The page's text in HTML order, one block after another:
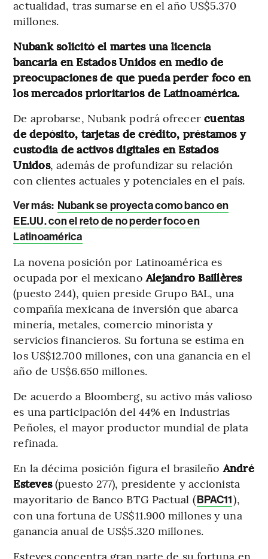
actualidad, tras sumarse en el año US$5.370
millones.
Nubank solicitó el martes una licencia
bancaria en Estados Unidos en medio de
preocupaciones de que pueda perder foco en
los mercados prioritarios de Latinoamérica.
De aprobarse, Nubank podrá ofrecercuentas
de depósito, tarjetas de crédito, préstamos y
custodia de activos digitales en Estados
Unidos, además de profundizar su relación
con clientes actuales y potenciales en el país.
Ver más: Nubank se proyecta como banco en
EE.UU. con el reto de no perder foco en
Latinoamérica
La novena posición por Latinoamérica es
ocupada por el mexicano Alejandro Baillères
(puesto 244), quien preside Grupo BAL, una
compañía mexicana de inversión que abarca
minería, metales, comercio minorista y
servicios financieros. Su fortuna se estima en
los US$12.700 millones, con una ganancia en el
año de US$6.650 millones.
De acuerdo a Bloomberg, su activo más valioso
es una participación del 44% en Industrias
Peñoles, el mayor productor mundial de plata
refinada.
En la décima posición figura el brasileñoAndré
Esteves(puesto 277), presidente y accionista
mayoritario de Banco BTG Pactual (BPAC11),
con una fortuna de US$11.900 millones y una
ganancia anual de US$5.320 millones.
Esteves concentra gran parte de su fortuna en